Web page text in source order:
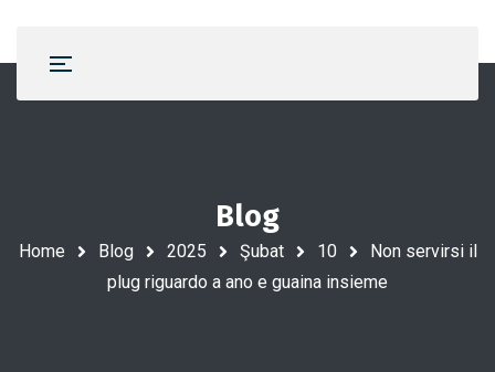
Blog
Home Blog 2025 Şubat 10
Non servirsi il
plug riguardo a ano e guaina insieme